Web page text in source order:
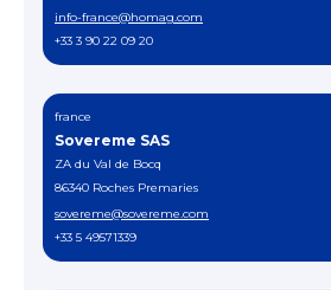
info-france@homag.com
+33 3 90 22 09 20
france
Sovereme SAS
ZA du Val de Bocq
86340 Roches Premaries
sovereme@sovereme.com
+33 5 49571339